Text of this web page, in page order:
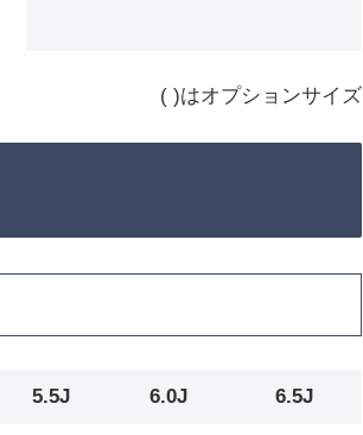
( )はオプションサイズ
5.5J 6.0J 6.5J